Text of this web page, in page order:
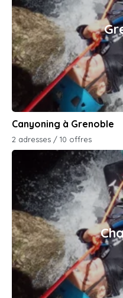
Canyoning à Grenoble
2 adresses / 10 offres